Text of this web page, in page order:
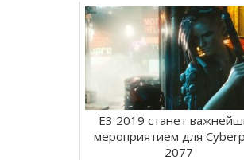
E3 2019 станет
мероприятием для
2077